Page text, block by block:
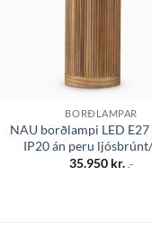
BORÐLAMPAR
NAU borðlampi LED
IP20 án peru
35.950 kr. .-